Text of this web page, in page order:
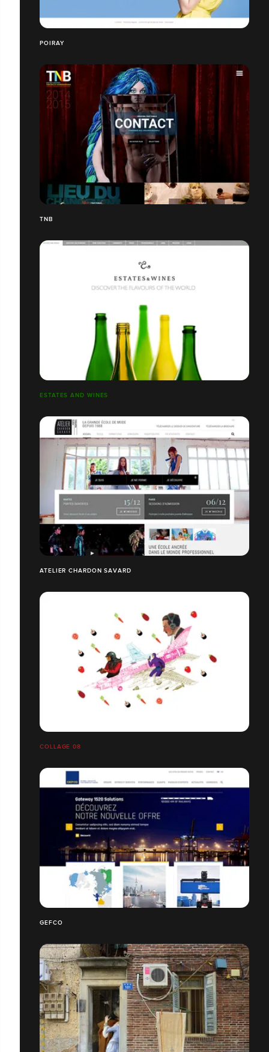
POIRAY
TNB
ESTATES AND WINES
ATELIER CHARDON SAVARD
COLLAGE 08
GEFCO